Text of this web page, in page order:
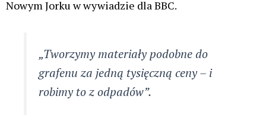
Nowym Jorku w wywiadzie dla BBC.
„Tworzymy materiały podobne do
grafenu za jedną tysięczną ceny – i
robimy to z odpadów”.